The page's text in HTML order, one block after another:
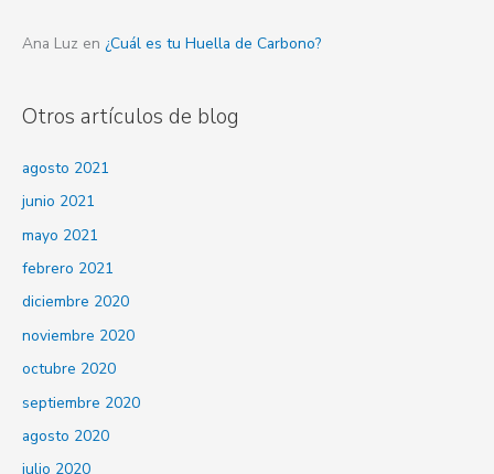
o
:
Ana Luz en ¿Cuál es tu Huella de Carbono?
Otros artículos de blog
agosto 2021
junio 2021
mayo 2021
febrero 2021
diciembre 2020
noviembre 2020
octubre 2020
septiembre 2020
agosto 2020
julio 2020